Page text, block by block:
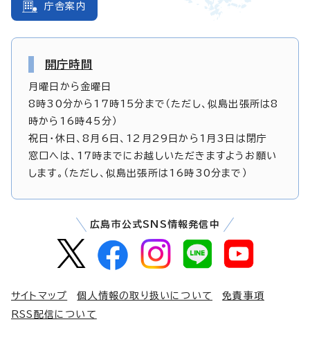
庁舎案内
開庁時間
月曜日から金曜日
8時30分から17時15分まで（ただし、似島出張所は8
時から16時45分）
祝日・休日、8月6日、12月29日から1月3日は閉庁
窓口へは、17時までにお越しいただきますようお願い
します。（ただし、似島出張所は16時30分まで）
広島市公式SNS情報発信中
サイトマップ 個人情報の取り扱いについて
免責事項
RSS配信について